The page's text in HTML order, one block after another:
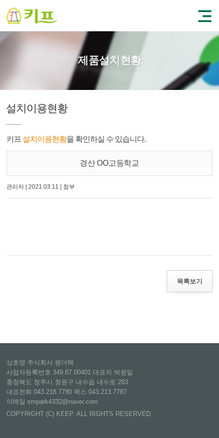
제품설치현황
설치이용현황
키프 설치이용현황을 확인하실 수 있습니다.
경산 OO고등학교
관리자 2021.03.11 첨부
목록보기
상호명 주식회사 원더텍
사업자등록번호 349.87.00401 대표자 박원일
충청북도 청주시 청원구 내수읍 내수로 283
대표전화 043.218.7780 팩스 043.213.7787
이메일 smpark4332@naver.com
COPYRIGHT (C) KEEP. ALL RIGHTS RESERVED.